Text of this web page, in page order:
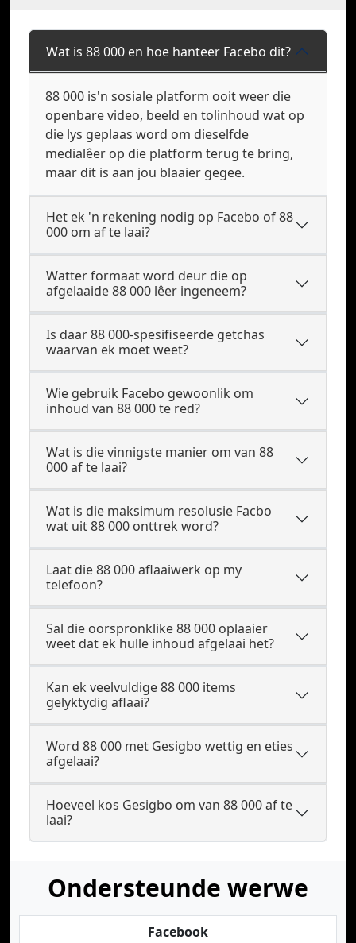
Wat is 88 000 en hoe hanteer Facebo dit?
88 000 is'n sosiale platform ooit weer die
openbare video, beeld en tolinhoud wat op
die lys geplaas word om dieselfde
medialêer op die platform terug te bring,
maar dit is aan jou blaaier gegee.
Het ek 'n rekening nodig op Facebo of 88
000 om af te laai?
Watter formaat word deur die op
afgelaaide 88 000 lêer ingeneem?
Is daar 88 000-spesifiseerde getchas
waarvan ek moet weet?
Wie gebruik Facebo gewoonlik om
inhoud van 88 000 te red?
Wat is die vinnigste manier om van 88
000 af te laai?
Wat is die maksimum resolusie Facbo
wat uit 88 000 onttrek word?
Laat die 88 000 aflaaiwerk op my
telefoon?
Sal die oorspronklike 88 000 oplaaier
weet dat ek hulle inhoud afgelaai het?
Kan ek veelvuldige 88 000 items
gelyktydig aflaai?
Word 88 000 met Gesigbo wettig en eties
afgelaai?
Hoeveel kos Gesigbo om van 88 000 af te
laai?
Ondersteunde werwe
Facebook